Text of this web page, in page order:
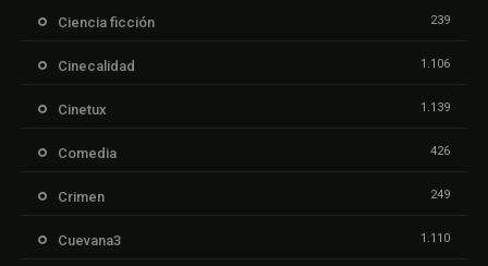
Ciencia ficción 239
Cinecalidad 1.106
Cinetux 1.139
Comedia 426
Crimen 249
Cuevana3 1.110